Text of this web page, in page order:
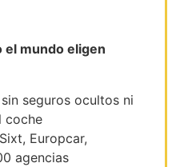
el mundo eligen
seguros ocultos ni
coche
Europcar,
agencias